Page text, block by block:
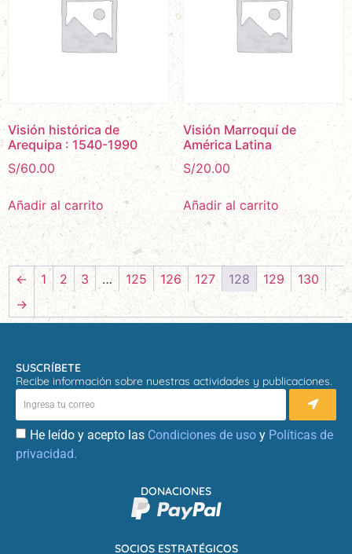
Visión histórica de
Arequipa : 1540-1990
S/60.00
Añadir al carrito
Visión Marroquí de
América Latina
S/20.00
Añadir al carrito
← 1 2 3 … 125 126 127 128 129
130
→
SUSCRÍBETE
Recibe información sobre nuestras actividades y publicaciones.
He leído y acepto las Condiciones de uso y Políticas de
privacidad.
SOCIOS ESTRATÉGICOS
DONACIONES